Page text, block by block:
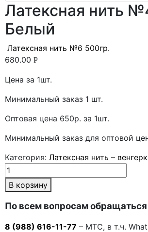
Латексная нить
Белый
Латексная нить №6 500гр.
680.00 Р
Цена за 1шт.
Минимальный заказ 1 шт.
Оптовая цена 650р. за 1шт.
Минимальный заказ для оптовой
Категория: Латексная нить –
В корзину
По всем вопросам
8 (988) 616-11-77 – МТС, в т.ч.